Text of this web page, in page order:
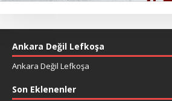
Ankara Değil Lefkoşa
Ankara Değil Lefkoşa
Son Eklenenler